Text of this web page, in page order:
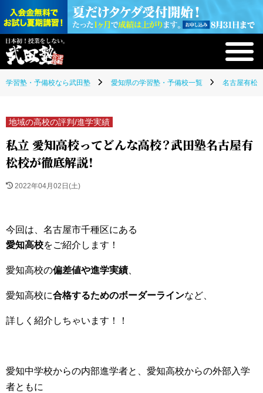
学習塾・予備校なら武田塾 愛知県の学習塾・予備校一覧 名古屋有松
地域の高校の評判/進学実績
私立 愛知高校ってどんな高校？武田塾名古屋有
松校が徹底解説！
2022年04月02日(土)
今回は、名古屋市千種区にある
愛知高校をご紹介します！
愛知高校の偏差値や進学実績
愛知高校に合格するためのボーダーラインなど、
詳しく紹介しちゃいます！！
愛知中学校からの内部進学者と、愛知高校からの外部入学
者ともに